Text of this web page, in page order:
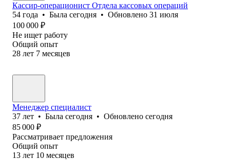
Кассир-операционист Отдела кассовых операций
54 года • Была сегодня • Обновлено 31 июля
100 000 ₽
Не ищет работу
Общий опыт
28 лет 7 месяцев
Менеджер специалист
37 лет • Была сегодня • Обновлено сегодня
85 000 ₽
Рассматривает предложения
Общий опыт
13 лет 10 месяцев